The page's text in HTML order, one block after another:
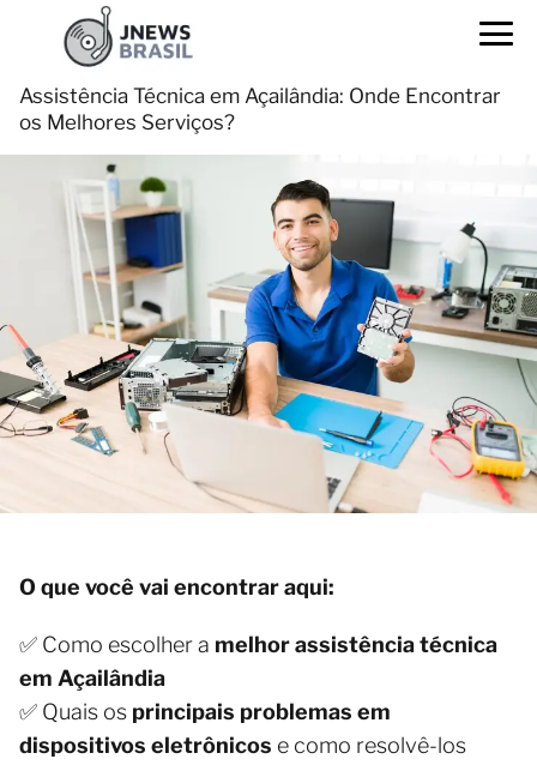
Assistência Técnica em Açailândia: Onde Encontrar
os Melhores Serviços?
O que você vai encontrar aqui:
✅ Como escolher a melhor assistência técnica
em Açailândia
✅ Quais os principais problemas em
dispositivos eletrônicos e como resolvê-los